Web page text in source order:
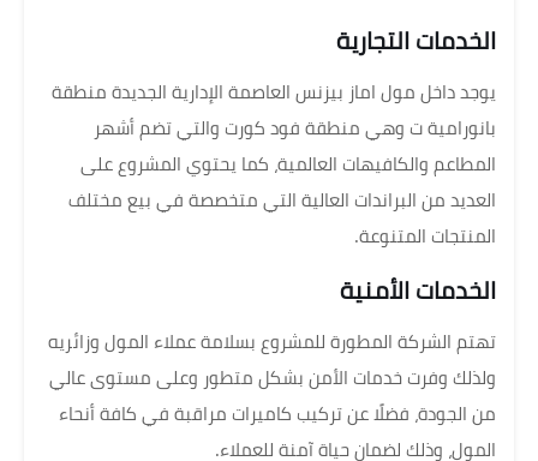
الخدمات التجارية
يوجد داخل مول اماز بيزنس العاصمة الإدارية الجديدة منطقة
بانورامية ت وهي منطقة فود كورت والتي تضم أشهر
المطاعم والكافيهات العالمية، كما يحتوي المشروع على
العديد من البراندات العالية التي متخصصة في بيع مختلف
المنتجات المتنوعة.
الخدمات الأمنية
تهتم الشركة المطورة للمشروع بسلامة عملاء المول وزائريه
ولذلك وفرت خدمات الأمن بشكل متطور وعلى مستوى عالي
من الجودة، فضلًا عن تركيب كاميرات مراقبة في كافة أنحاء
المول، وذلك لضمان حياة آمنة للعملاء.